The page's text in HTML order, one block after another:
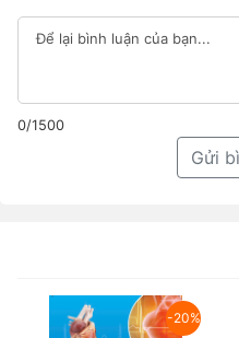
0/1500
Gửi
-20%